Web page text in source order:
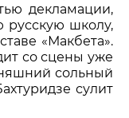
декламации,
школу,
«Макбета».
со сцены уже
сольный
сулит